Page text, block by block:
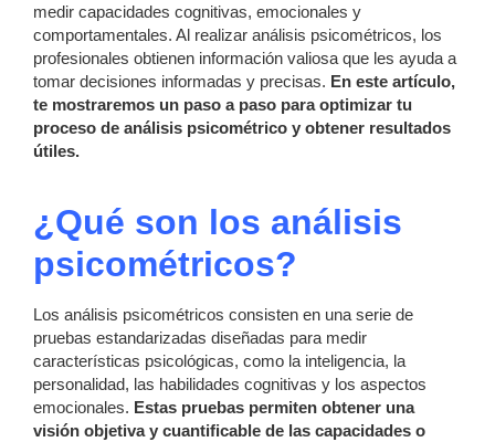
medir capacidades cognitivas, emocionales y
comportamentales. Al realizar análisis psicométricos, los
profesionales obtienen información valiosa que les ayuda a
tomar decisiones informadas y precisas. En este artículo,
te mostraremos un paso a paso para optimizar tu
proceso de análisis psicométrico y obtener resultados
útiles.
¿Qué son los análisis
psicométricos?
Los análisis psicométricos consisten en una serie de
pruebas estandarizadas diseñadas para medir
características psicológicas, como la inteligencia, la
personalidad, las habilidades cognitivas y los aspectos
emocionales. Estas pruebas permiten obtener una
visión objetiva y cuantificable de las capacidades o